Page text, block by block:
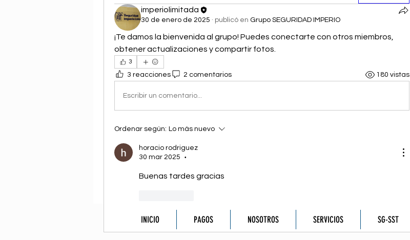
imperiolimitada
30 de enero de 2025 · publicó en Grupo SEGURIDAD IMPERIO
¡Te damos la bienvenida al grupo! Puedes conectarte con otros miembros,
obtener actualizaciones y compartir fotos.
3
3 reacciones 2 comentarios 180 vistas
Escribir un comentario...
Ordenar según: Lo más nuevo
horacio rodriguez
30 mar 2025
•
Buenas tardes gracias
Ver más comentarios
INICIO PAGOS NOSOTROS SERVICIOS SG-SST